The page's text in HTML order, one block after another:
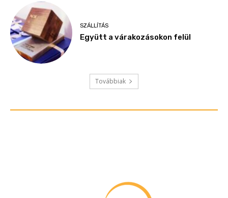
SZÁLLÍTÁS
Együtt a várakozásokon felül
Továbbiak